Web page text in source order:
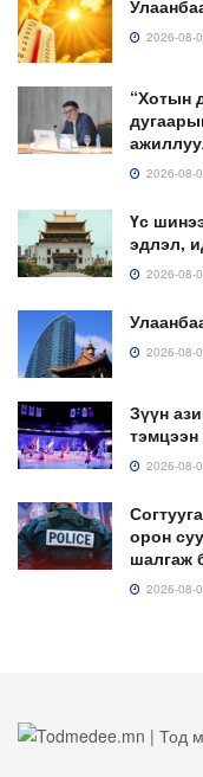
2026-08-
“Хотын
2026-08-
Үс
эдлэл,
2026-08-
2026-08-
Зүүн
2026-08-
орон
шалгаж
2026-08-